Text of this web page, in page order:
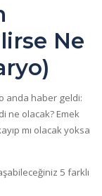
Ne
anda haber geldi:
ne olacak? Emek
mı olacak yoksa
5 farklı